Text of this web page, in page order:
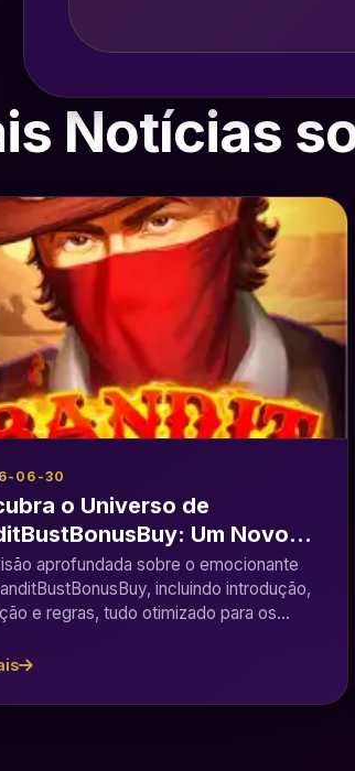
Notícias
06-30
o Universo de
Um Novo
de Aventuras
aprofundada sobre o emocionante
incluindo introdução,
e regras, tudo otimizado para os